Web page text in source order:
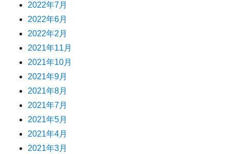
2022年7月
2022年6月
2022年2月
2021年11月
2021年10月
2021年9月
2021年8月
2021年7月
2021年5月
2021年4月
2021年3月